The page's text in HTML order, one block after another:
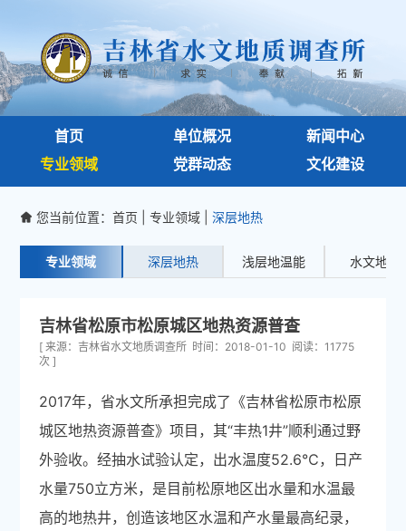
首页 单位概况
新闻中心
专业领域
党群动态 文化建设
 您当前位置：首页 |专业领域 |深层地热
专业领域 深层地热 浅层地温能 水文地质
吉林省松原市松原城区地热资源普查
[ 来源：吉林省水文地质调查所 时间：2018-01-10 阅读：11775
次 ]
2017年，省水文所承担完成了《吉林省松原市松原
城区地热资源普查》项目，其“丰热1井”顺利通过野
外验收。经抽水试验认定，出水温度52.6℃，日产
水量750立方米，是目前松原地区出水量和水温最
高的地热井，创造该地区水温和产水量最高纪录，